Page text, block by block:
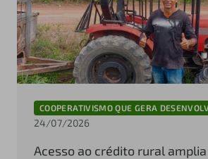
COOPERATIVISMO QUE GERA
24/07/2026
Acesso ao crédito rural amplia